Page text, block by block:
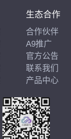
生态合作
合作伙伴
A9推广
官方公告
联系我们
产品中心